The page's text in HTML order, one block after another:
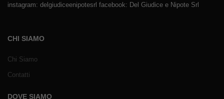
instagram: delgiudiceenipotesrl facebook: Del Giudice e Nipote Srl
CHI SIAMO
Chi Siamo
Contatti
DOVE SIAMO